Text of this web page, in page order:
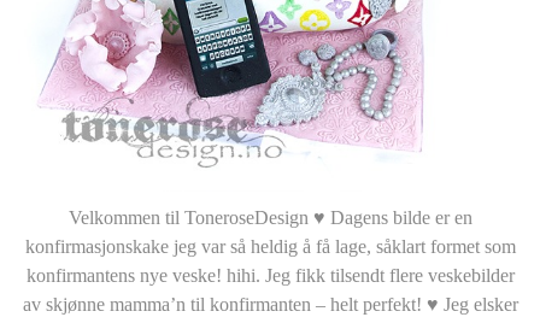
Velkommen til ToneroseDesign ♥ Dagens bilde er en
konfirmasjonskake jeg var så heldig å få lage, såklart formet som
konfirmantens nye veske! hihi. Jeg fikk tilsendt flere veskebilder
av skjønne mamma’n til konfirmanten – helt perfekt! ♥ Jeg elsker